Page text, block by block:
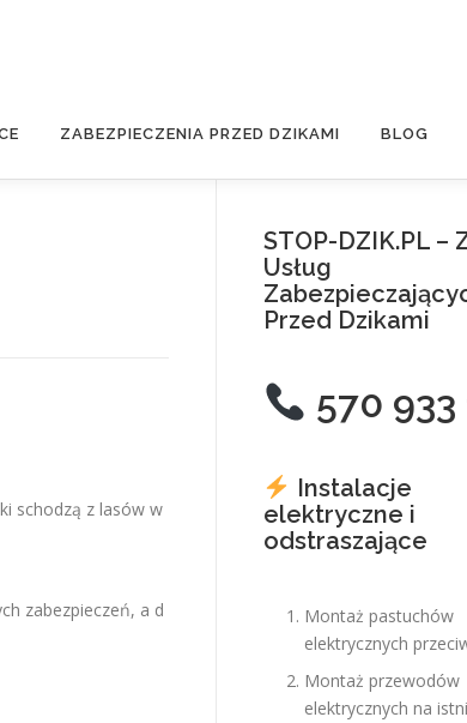
ZABEZPIECZENIA PRZED DZIKAMI BLOG
schodzą z lasów w
zabezpieczeń, a d
STOP-DZIK.PL –
Usług
Przed Dzikami
570 933
Instalacje
elektryczne i
odstraszające
Montaż pastuchów
elektrycznych
Montaż przewodów
elektrycznych na